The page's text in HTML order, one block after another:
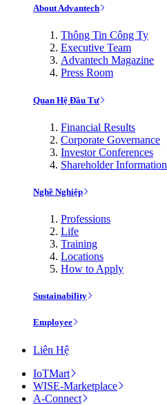
About Advantech
Thông Tin Công Ty
Executive Team
Advantech Magazine
Press Room
Quan Hệ Đầu Tư
Financial Results
Corporate Governance
Investor Conferences
Shareholder Information
Nghề Nghiệp
Professions
Life
Training
Locations
How to Apply
Sustainability
Employee
Liên Hệ
IoTMart
WISE-Marketplace
A-Connect